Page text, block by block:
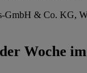
GmbH & Co. KG,
Woche